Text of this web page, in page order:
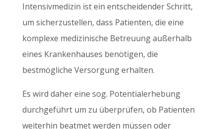
Intensivmedizin ist ein entscheidender Schritt,
um sicherzustellen, dass Patienten, die eine
komplexe medizinische Betreuung außerhalb
eines Krankenhauses benötigen, die
bestmögliche Versorgung erhalten.
Es wird daher eine sog. Potentialerhebung
durchgeführt um zu überprüfen, ob Patienten
weiterhin beatmet werden müssen oder